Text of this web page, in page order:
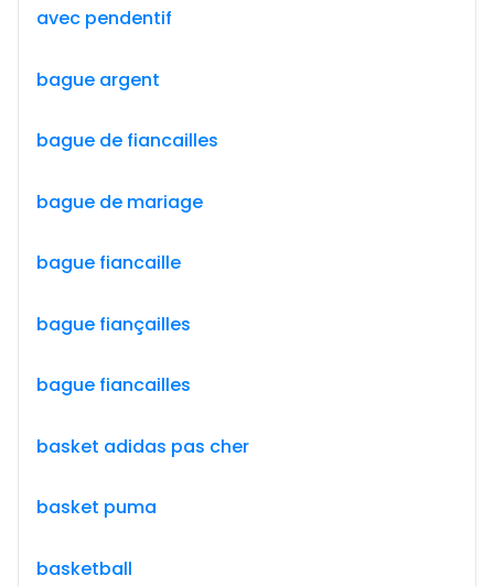
avec pendentif
bague argent
bague de fiancailles
bague de mariage
bague fiancaille
bague fiançailles
bague fiancailles
basket adidas pas cher
basket puma
basketball